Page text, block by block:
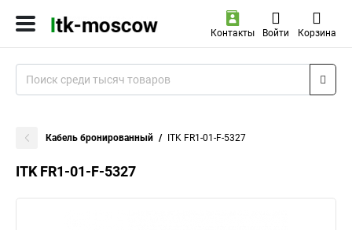
Контакты Войти Корзина
Кабель бронированный ITK FR1-01-F-5327
ITK FR1-01-F-5327